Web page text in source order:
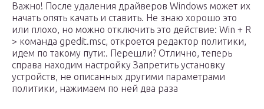
Важно! После удаления драйверов Windows может их
начать опять качать и ставить. Не знаю хорошо это
или плохо, но можно отключить это действие: Win + R
> команда gpedit.msc, откроется редактор политики,
идем по такому пути:. Перешли? Отлично, теперь
справа находим настройку Запретить установку
устройств, не описанных другими параметрами
политики, нажимаем по ней два раза